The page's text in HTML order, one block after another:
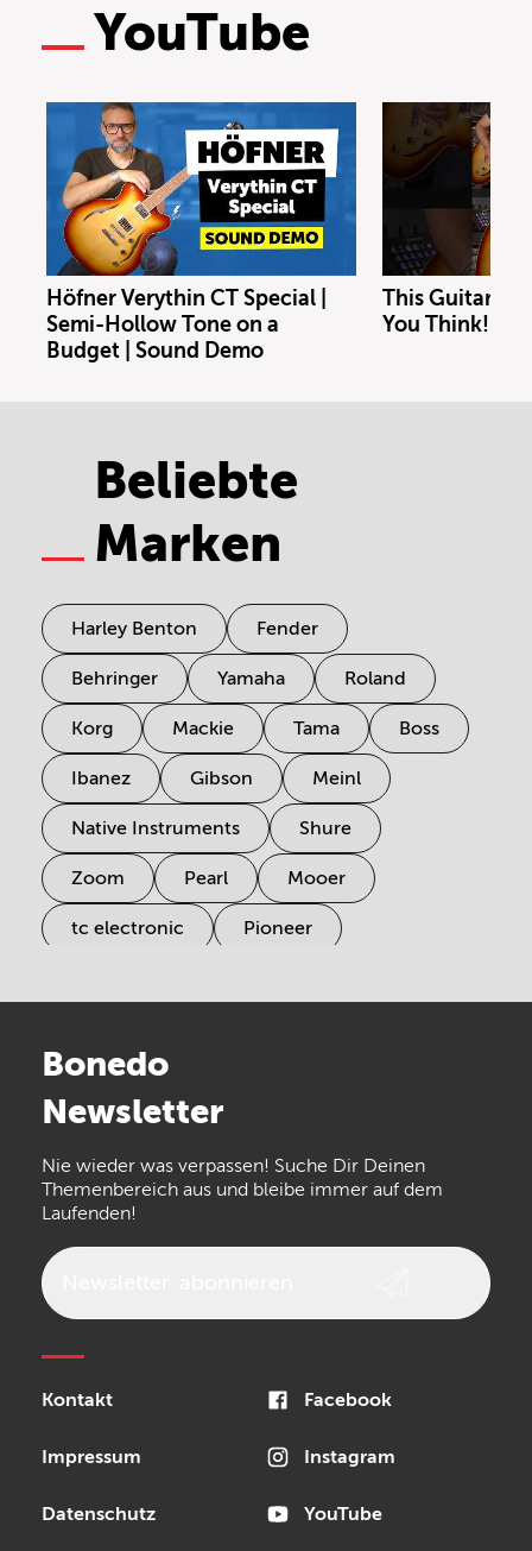
YouTube
Höfner Verythin CT Special |
Semi-Hollow Tone on a
Budget | Sound Demo
This Guitar
You Think!
Beliebte
Marken
Harley Benton Fender
Behringer Yamaha Roland
Korg Mackie Tama Boss
Ibanez Gibson Meinl
Native Instruments Shure
Zoom Pearl Mooer
tc electronic Pioneer
Arturia
the t.bone
Walrus Audio Epiphone
Bonedo
Newsletter
Nie wieder was verpassen! Suche Dir Deinen
Themenbereich aus und bleibe immer auf dem
Laufenden!
Kontakt
Impressum
Datenschutz
Facebook
Instagram
YouTube